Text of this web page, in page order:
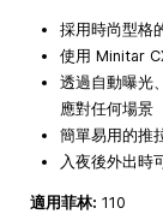
採用時尚型格
使用 Minitar
透過自動曝光
應對任何場景
簡單易用的推
入夜後外出時
適用菲林: 110